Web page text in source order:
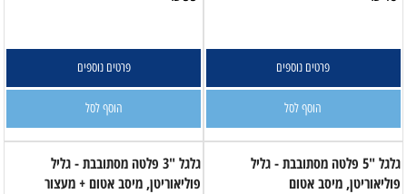
פרטים נוספים
הוסף לסל
פרטים נוספים
הוסף לסל
גלגל "5 פלטה מסתובבת - גליל
פוליאוריטן, מיסב אטום
גלגל "3 פלטה מסתובבת - גליל
פוליאוריטן, מיסב אטום + מעצור